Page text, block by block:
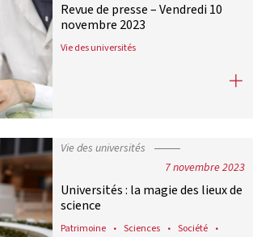
Revue de presse – Vendredi 10
novembre 2023
Vie des universités
Revue de presse – Vendredi 10
Vie des universités
7 novembre 2023
Universités : la magie des lieux de
science
Patrimoine Sciences
Société